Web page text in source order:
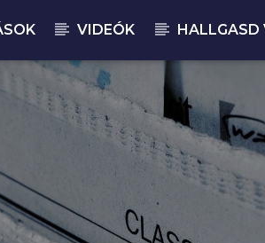
VIDEÓK HALLGASD